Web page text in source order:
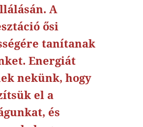
A
ősi
tanítanak
Energiát
nekünk, hogy
el a
és